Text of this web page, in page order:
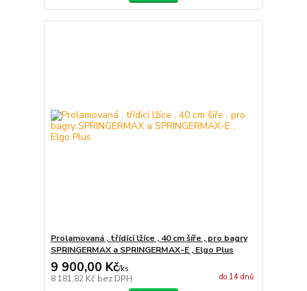
Prolamovaná , třídící lžíce , 40 cm šíře , pro bagry
SPRINGERMAX a SPRINGERMAX-E , Elgo Plus
9 900,00 Kč/ks
8 181,82 Kč bez DPH do 14 dnů